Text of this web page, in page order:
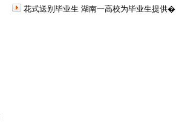
花式送别毕业生 湖南一高校为毕业生提供�